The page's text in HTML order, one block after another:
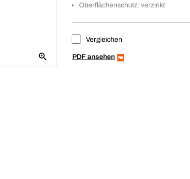
Oberflächenschutz: verzinkt
Vergleichen
PDF ansehen